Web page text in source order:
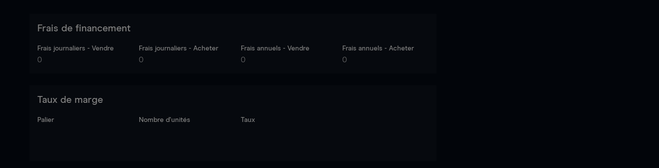
Frais de financement
Frais journaliers - Vendre
0
Frais journaliers - Acheter
0
Frais annuels - Vendre
0
Frais annuels - Acheter
0
Taux de marge
Palier Nombre d’unités Taux